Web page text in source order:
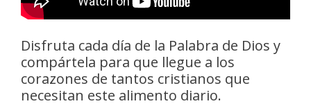
Disfruta cada día de la Palabra de Dios y
compártela para que llegue a los
corazones de tantos cristianos que
necesitan este alimento diario.